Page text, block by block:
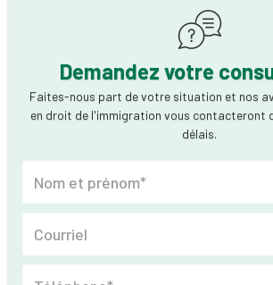
Demandez votre
Faites-nous part de votre situation et nos
en droit de l'immigration vous contacteront
délais.